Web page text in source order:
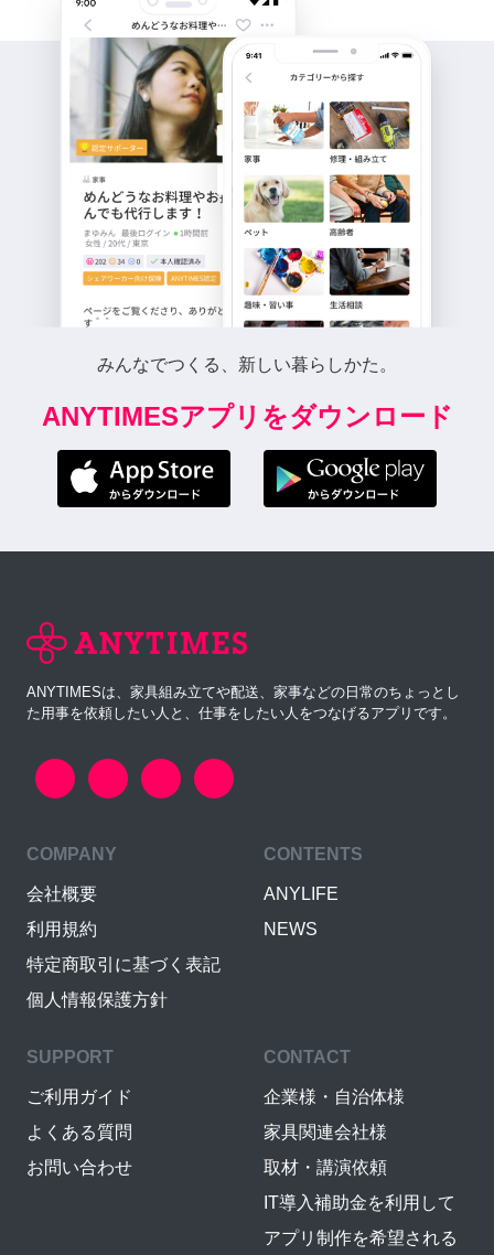
みんなでつくる、新しい暮らしかた。
ANYTIMESアプリをダウンロード
ANYTIMESは、家具組み立てや配送、家事などの日常のちょっとし
た用事を依頼したい人と、仕事をしたい人をつなげるアプリです。
COMPANY
会社概要
利用規約
特定商取引に基づく表記
個人情報保護方針
CONTENTS
ANYLIFE
NEWS
SUPPORT
ご利用ガイド
よくある質問
お問い合わせ
CONTACT
企業様・自治体様
家具関連会社様
取材・講演依頼
IT導入補助金を利用して
アプリ制作を希望される